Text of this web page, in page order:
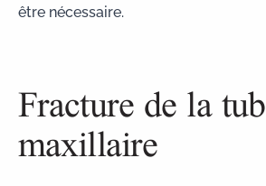
être nécessaire.
Fracture de la
maxillaire